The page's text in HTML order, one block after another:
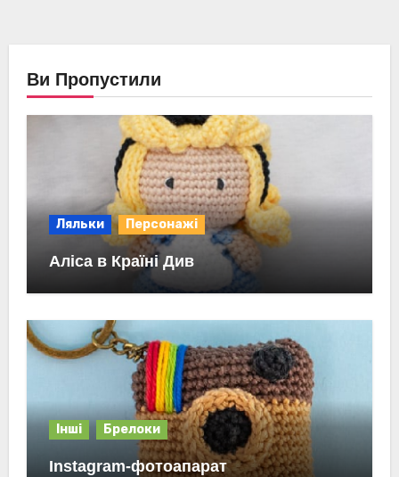
Ви Пропустили
Ляльки Персонажі
Аліса в Країні Див
Інші Брелоки
Instagram-фотоапарат